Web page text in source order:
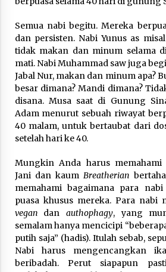
Semua nabi begitu. Mereka
dan persisten. Nabi Yunus as
tidak makan dan minum selama
mati. Nabi Muhammad saw juga
Jabal Nur, makan dan minum apa?
besar dimana? Mandi dimana?
disana. Musa saat di Gunung
Adam menurut sebuah riwayat
40 malam, untuk bertaubat dari
setelah hari ke 40.
Mungkin Anda harus memahami
Jani dan kaumBreatherian
memahami bagaimana para
puasa khusus mereka. Para nabi
vegandan authophagy, yang
semalam hanya mencicipi
putih saja” (hadis). Itulah sebab,
Nabi harus mengencangkan
beribadah. Perut siapapun